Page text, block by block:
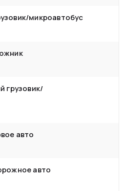
микроавтобус
грузовик/
авто
авто